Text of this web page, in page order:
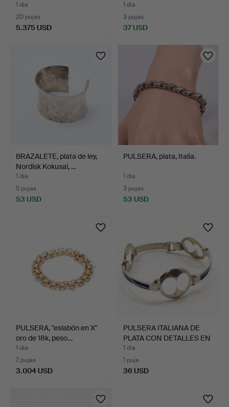
1 día
20 pujas
5.375 USD
1 día
3 pujas
37 USD
BRAZALETE, plata de ley,
Nordisk Kokusai, …
1 día
5 pujas
53 USD
PULSERA, plata, Italia.
1 día
3 pujas
53 USD
PULSERA, ''eslabón en X''
oro de 18k, peso…
1 día
7 pujas
3.004 USD
PULSERA ITALIANA DE
PLATA CON DETALLES EN
…
1 día
1 puja
36 USD